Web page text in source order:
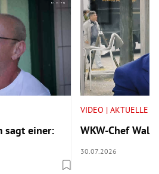
sagt einer:
VIDEO | AKTUELLE
WKW-Chef
30.07.2026